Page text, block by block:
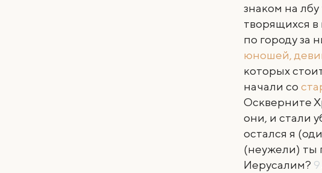
знаком на лбу
творящихся в
по городу за
юношей,
которых
начали со
Оскверните
они, и стали
остался я
(неужели) ты
Иерусалим? 9